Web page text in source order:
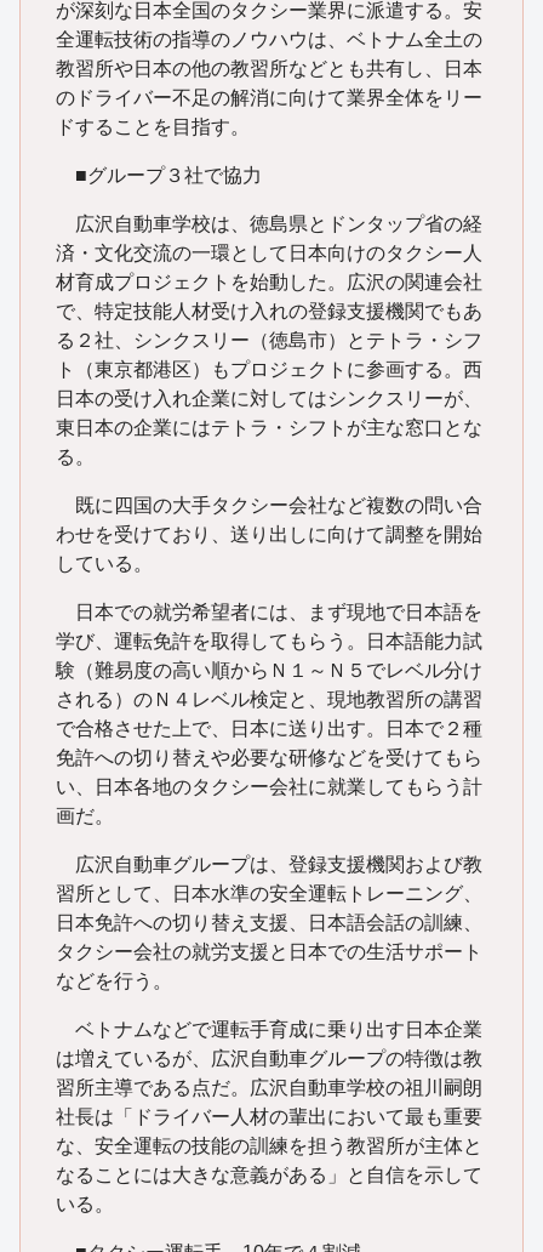
が深刻な日本全国のタクシー業界に派遣する。安
全運転技術の指導のノウハウは、ベトナム全土の
教習所や日本の他の教習所などとも共有し、日本
のドライバー不足の解消に向けて業界全体をリー
ドすることを目指す。
■グループ３社で協力
広沢自動車学校は、徳島県とドンタップ省の経
済・文化交流の一環として日本向けのタクシー人
材育成プロジェクトを始動した。広沢の関連会社
で、特定技能人材受け入れの登録支援機関でもあ
る２社、シンクスリー（徳島市）とテトラ・シフ
ト（東京都港区）もプロジェクトに参画する。西
日本の受け入れ企業に対してはシンクスリーが、
東日本の企業にはテトラ・シフトが主な窓口とな
る。
既に四国の大手タクシー会社など複数の問い合
わせを受けており、送り出しに向けて調整を開始
している。
日本での就労希望者には、まず現地で日本語を
学び、運転免許を取得してもらう。日本語能力試
験（難易度の高い順からＮ１～Ｎ５でレベル分け
される）のＮ４レベル検定と、現地教習所の講習
で合格させた上で、日本に送り出す。日本で２種
免許への切り替えや必要な研修などを受けてもら
い、日本各地のタクシー会社に就業してもらう計
画だ。
広沢自動車グループは、登録支援機関および教
習所として、日本水準の安全運転トレーニング、
日本免許への切り替え支援、日本語会話の訓練、
タクシー会社の就労支援と日本での生活サポート
などを行う。
ベトナムなどで運転手育成に乗り出す日本企業
は増えているが、広沢自動車グループの特徴は教
習所主導である点だ。広沢自動車学校の祖川嗣朗
社長は「ドライバー人材の輩出において最も重要
な、安全運転の技能の訓練を担う教習所が主体と
なることには大きな意義がある」と自信を示して
いる。